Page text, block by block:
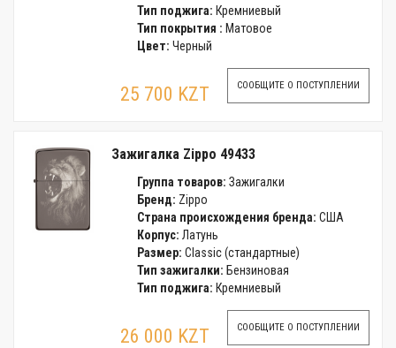
Тип поджига: Кремниевый
Тип покрытия : Матовое
Цвет: Черный
25 700 KZT СООБЩИТЕ О ПОСТУПЛЕНИИ
Зажигалка Zippo 49433
Группа товаров: Зажигалки
Бренд: Zippo
Страна происхождения бренда: США
Корпус: Латунь
Размер: Classic (стандартные)
Тип зажигалки: Бензиновая
Тип поджига: Кремниевый
26 000 KZT СООБЩИТЕ О ПОСТУПЛЕНИИ